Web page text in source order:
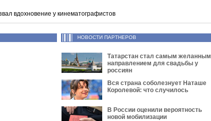
вдохновение у кинематографистов
НОВОСТИ ПАРТНЕРОВ
Татарстан стал самым желанным
направлением для свадьбы у
россиян
Вся страна соболезнует Наташе
Королевой: что случилось
В России оценили вероятность
новой мобилизации